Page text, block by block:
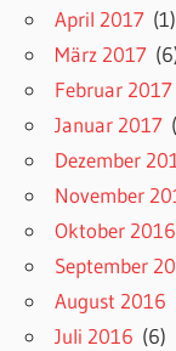
April 2017 (1)
März 2017
Februar 2017
Januar 2017
Dezember
November
Oktober 2016
September
August 2016
Juli 2016 (6)